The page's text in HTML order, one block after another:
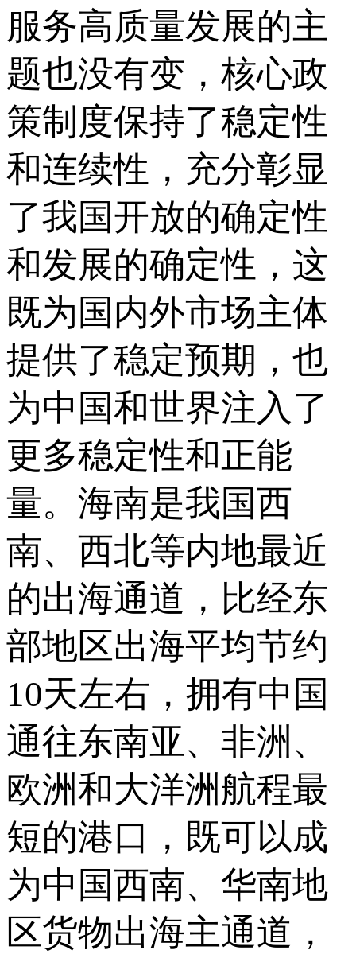
服务高质量发展的主
题也没有变，核心政
策制度保持了稳定性
和连续性，充分彰显
了我国开放的确定性
和发展的确定性，这
既为国内外市场主体
提供了稳定预期，也
为中国和世界注入了
更多稳定性和正能
量。海南是我国西
南、西北等内地最近
的出海通道，比经东
部地区出海平均节约
10天左右，拥有中国
通往东南亚、非洲、
欧洲和大洋洲航程最
短的港口，既可以成
为中国西南、华南地
区货物出海主通道，